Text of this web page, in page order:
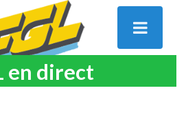
en direct